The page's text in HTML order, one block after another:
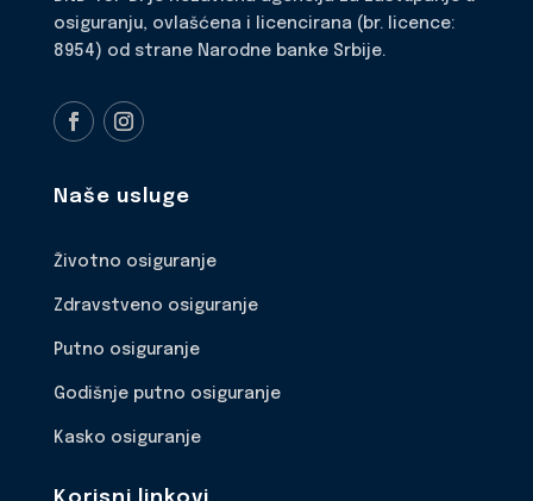
osiguranju, ovlašćena i licencirana (br. licence:
8954) od strane Narodne banke Srbije.
Naše usluge
Životno osiguranje
Zdravstveno osiguranje
Putno osiguranje
Godišnje putno osiguranje
Kasko osiguranje